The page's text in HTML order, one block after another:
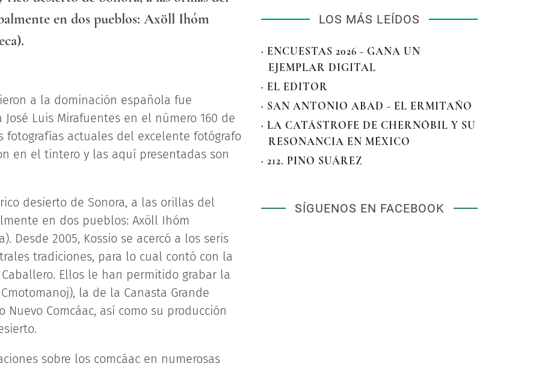
en dos pueblos: Axöll Ihóm
a la dominación española fue
Luis Mirafuentes en el número 160 de
actuales del excelente fotógrafo
en el tintero y las aquí presentadas son
desierto de Sonora, a las orillas del
en dos pueblos: Axöll Ihóm
Desde 2005, Kossio se acercó a los seris
tradiciones, para lo cual contó con la
Ellos le han permitido grabar la
la de la Canasta Grande
Comcáac, así como su producción
sobre los comcáac en numerosas
LOS MÁS LEÍDOS
· ENCUESTAS 2026 - GANA UN
EJEMPLAR DIGITAL
· EL EDITOR
· SAN ANTONIO ABAD - EL ERMITAÑO
· LA CATÁSTROFE DE CHERNÓBIL Y SU
RESONANCIA EN MÉXICO
· 212. PINO SUÁREZ
SÍGUENOS EN FACEBOOK